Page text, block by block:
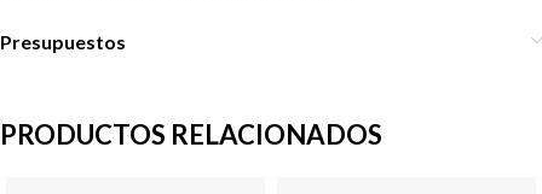
Presupuestos
PRODUCTOS RELACIONADOS